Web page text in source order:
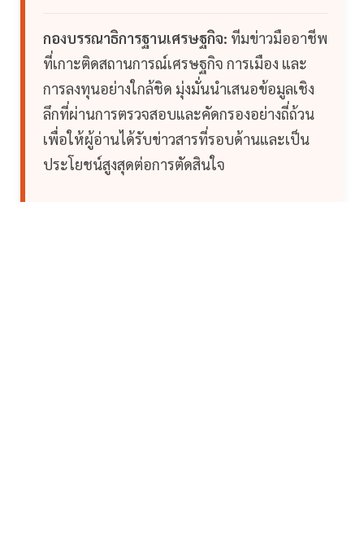
กองบรรณาธิการฐานเศรษฐกิจ: ทีมข่าวมืออาชีพ
ที่เกาะติดสถานการณ์เศรษฐกิจ การเมือง และ
การลงทุนอย่างใกล้ชิด มุ่งมั่นนำเสนอข้อมูลเชิง
ลึกที่ผ่านการตรวจสอบและคัดกรองอย่างถี่ถ้วน
เพื่อให้ผู้อ่านได้รับข่าวสารที่รอบด้านและเป็น
ประโยชน์สูงสุดต่อการตัดสินใจ